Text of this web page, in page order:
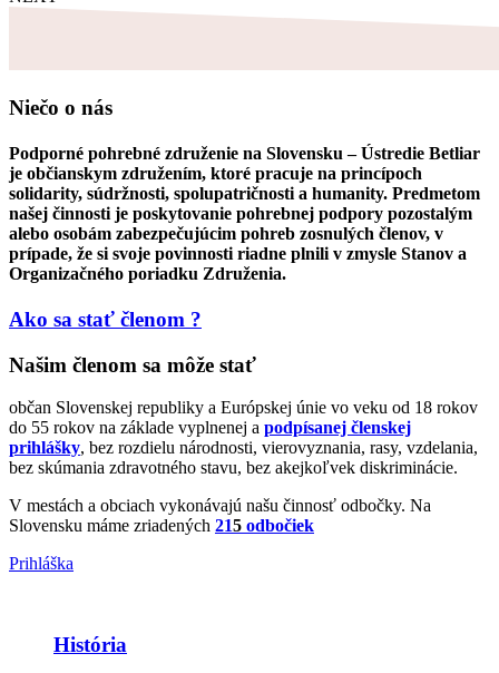
Niečo o nás
Podporné pohrebné združenie na Slovensku – Ústredie Betliar
je občianskym združením, ktoré pracuje na princípoch
solidarity, súdržnosti, spolupatričnosti a humanity. Predmetom
našej činnosti je poskytovanie pohrebnej podpory pozostalým
alebo osobám zabezpečujúcim pohreb zosnulých členov, v
prípade, že si svoje povinnosti riadne plnili v zmysle Stanov a
Organizačného poriadku Združenia.
Ako sa stať členom ?
Našim členom sa môže stať
občan Slovenskej republiky a Európskej únie vo veku od 18 rokov
do 55 rokov na základe vyplnenej a podpísanej členskej
prihlášky, bez rozdielu národnosti, vierovyznania, rasy, vzdelania,
bez skúmania zdravotného stavu, bez akejkoľvek diskriminácie.
V mestách a obciach vykonávajú našu činnosť odbočky. Na
Slovensku máme zriadených 215 odbočiek
Prihláška
História